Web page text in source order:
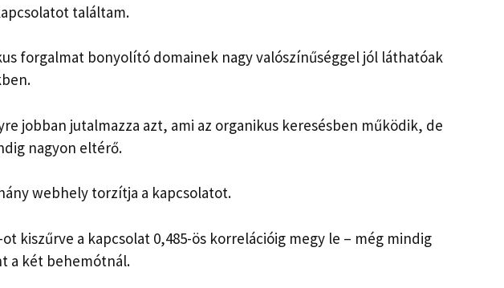
találtam.
forgalmat bonyolító domainek nagy valószínűséggel jól láthatóak
jobban jutalmazza azt, ami az organikus keresésben működik, de
nagyon eltérő.
webhely torzítja a kapcsolatot.
ot kiszűrve a kapcsolat 0,485-ös korrelációig megy le – még mindig
a két behemótnál.